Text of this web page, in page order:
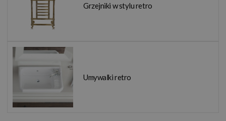
Grzejniki w stylu retro
Umywalki retro